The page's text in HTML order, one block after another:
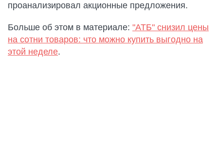
проанализировал акционные предложения.
Больше об этом в материале: "АТБ" снизил цены
на сотни товаров: что можно купить выгодно на
этой неделе.